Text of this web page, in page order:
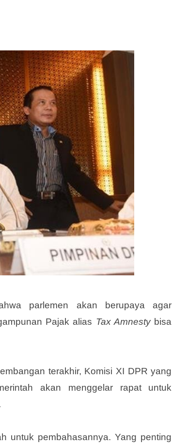
parlemen akan berupaya agar
Pajak alias Tax Amnestybisa
terakhir, Komisi XI DPR yang
akan menggelar rapat untuk
untuk pembahasannya. Yang penting